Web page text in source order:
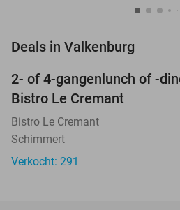
Deals in Valkenburg
2- of 4-gangenlunch of -
Bistro Le Cremant
Bistro Le Cremant
Schimmert
Verkocht: 291